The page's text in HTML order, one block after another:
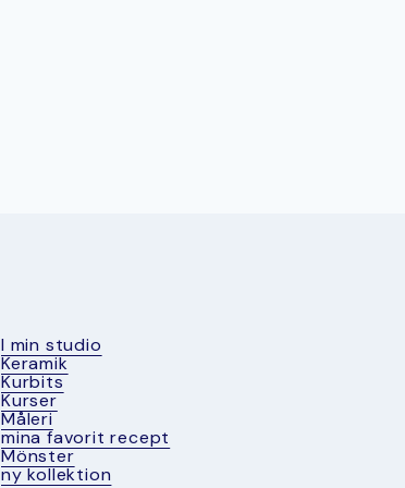
I min studio
Keramik
Kurbits
Kurser
Måleri
mina favorit recept
Mönster
ny kollektion